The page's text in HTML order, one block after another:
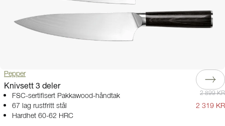
Pepper
Knivsett 3 deler
FSC-sertifisert Pakkawood-håndtak
67 lag rustfritt stål
Hardhet 60-62 HRC
2 899 KR
2 319 KR